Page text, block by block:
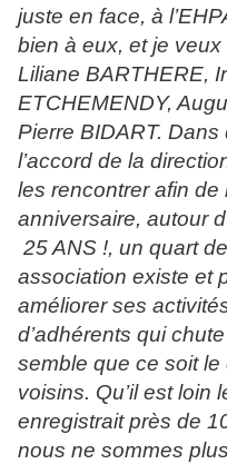
juste en face, à
bien à eux, et je
Liliane BARTHERE,
ETCHEMENDY,
Pierre BIDART.
l’accord de la
les rencontrer afin
anniversaire, autour
25 ANS !, un quart
association existe et
améliorer ses
d’adhérents qui
semble que ce soit
voisins. Qu’il est loin
enregistrait près de
nous ne sommes